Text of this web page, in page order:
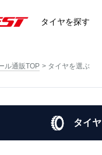
タイヤを探す
ル通販TOP タイヤを選ぶ
タイヤ